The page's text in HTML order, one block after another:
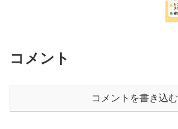
コメント
コメントを書き込む